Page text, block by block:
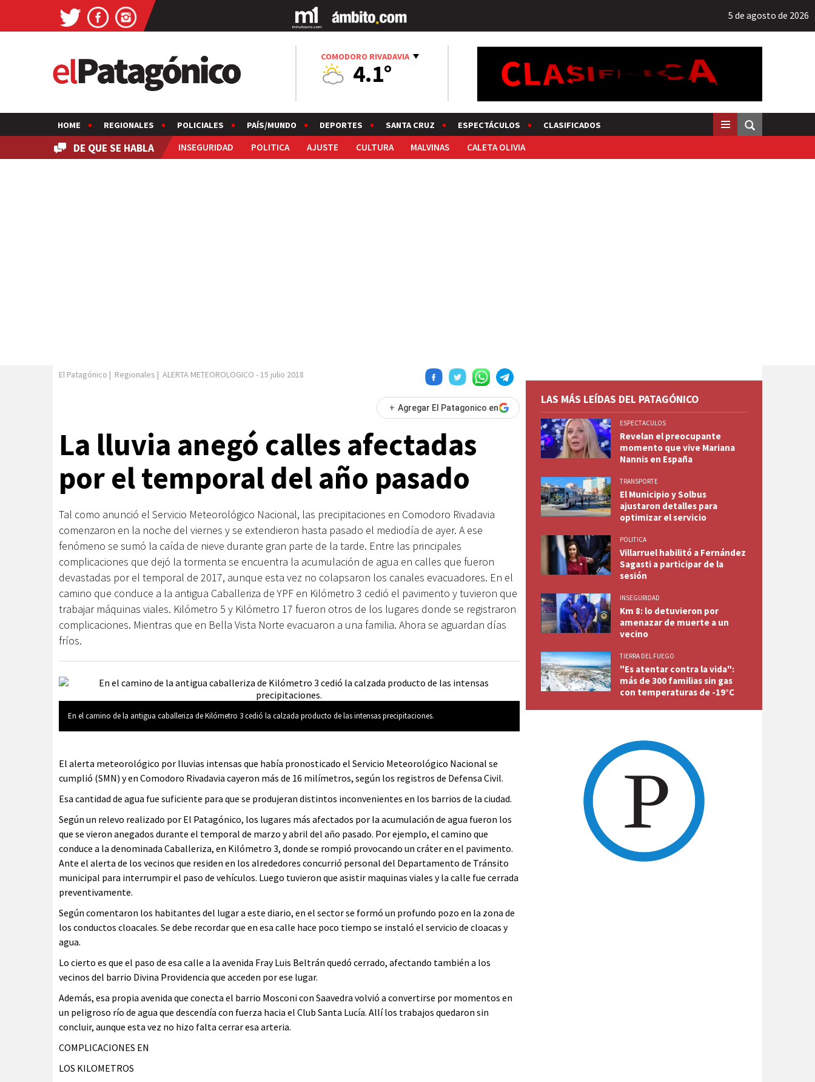
5 de agosto de 2026
COMODORO RIVADAVIA
4.1°
HOME REGIONALES POLICIALES PAÍS/MUNDO DEPORTES SANTA CRUZ ESPECTÁCULOS CLASIFICADOS
DE QUE SE HABLA INSEGURIDAD POLITICA AJUSTE CULTURA MALVINAS CALETA OLIVIA
El Patagónico | Regionales | ALERTA METEOROLOGICO - 15 julio 2018
+ Agregar El Patagonico en
La lluvia anegó calles afectadas
por el temporal del año pasado
Tal como anunció el Servicio Meteorológico Nacional, las precipitaciones en Comodoro Rivadavia
comenzaron en la noche del viernes y se extendieron hasta pasado el mediodía de ayer. A ese
fenómeno se sumó la caída de nieve durante gran parte de la tarde. Entre las principales
complicaciones que dejó la tormenta se encuentra la acumulación de agua en calles que fueron
devastadas por el temporal de 2017, aunque esta vez no colapsaron los canales evacuadores. En el
camino que conduce a la antigua Caballeriza de YPF en Kilómetro 3 cedió el pavimento y tuvieron que
trabajar máquinas viales. Kilómetro 5 y Kilómetro 17 fueron otros de los lugares donde se registraron
complicaciones. Mientras que en Bella Vista Norte evacuaron a una familia. Ahora se aguardan días
fríos.
En el camino de la antigua caballeriza de Kilómetro 3 cedió la calzada producto de las intensas precipitaciones.
El alerta meteorológico por lluvias intensas que había pronosticado el Servicio Meteorológico Nacional se
cumplió (SMN) y en Comodoro Rivadavia cayeron más de 16 milímetros, según los registros de Defensa Civil.
Esa cantidad de agua fue suficiente para que se produjeran distintos inconvenientes en los barrios de la ciudad.
Según un relevo realizado por El Patagónico, los lugares más afectados por la acumulación de agua fueron los
que se vieron anegados durante el temporal de marzo y abril del año pasado. Por ejemplo, el camino que
conduce a la denominada Caballeriza, en Kilómetro 3, donde se rompió provocando un cráter en el pavimento.
Ante el alerta de los vecinos que residen en los alrededores concurrió personal del Departamento de Tránsito
municipal para interrumpir el paso de vehículos. Luego tuvieron que asistir maquinas viales y la calle fue cerrada
preventivamente.
Según comentaron los habitantes del lugar a este diario, en el sector se formó un profundo pozo en la zona de
los conductos cloacales. Se debe recordar que en esa calle hace poco tiempo se instaló el servicio de cloacas y
agua.
Lo cierto es que el paso de esa calle a la avenida Fray Luis Beltrán quedó cerrado, afectando también a los
vecinos del barrio Divina Providencia que acceden por ese lugar.
Además, esa propia avenida que conecta el barrio Mosconi con Saavedra volvió a convertirse por momentos en
un peligroso río de agua que descendía con fuerza hacia el Club Santa Lucía. Allí los trabajos quedaron sin
concluir, aunque esta vez no hizo falta cerrar esa arteria.
COMPLICACIONES EN
LOS KILOMETROS
LAS MÁS LEÍDAS DEL PATAGÓNICO
ESPECTACULOS
Revelan el preocupante
momento que vive Mariana
Nannis en España
TRANSPORTE
El Municipio y Solbus
ajustaron detalles para
optimizar el servicio
POLITICA
Villarruel habilitó a Fernández
Sagasti a participar de la
sesión
INSEGURIDAD
Km 8: lo detuvieron por
amenazar de muerte a un
vecino
TIERRA DEL FUEGO
"Es atentar contra la vida":
más de 300 familias sin gas
con temperaturas de -19°C